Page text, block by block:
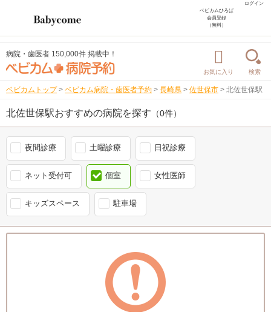
ログイン
ベビカムひろば
会員登録
（無料）
病院・歯医者 150,000件 掲載中！
お気に入り 検索
ベビカムトップ > ベビカム病院・歯医者予約 > 長崎県 > 佐世保市 > 北佐世保駅
北佐世保駅おすすめの病院を探す （0件）
夜間診療 土曜診療 日祝診療
ネット受付可 個室 女性医師
キッズスペース 駐車場